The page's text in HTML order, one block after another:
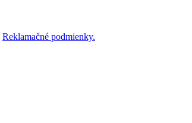
Reklamačné podmienky.